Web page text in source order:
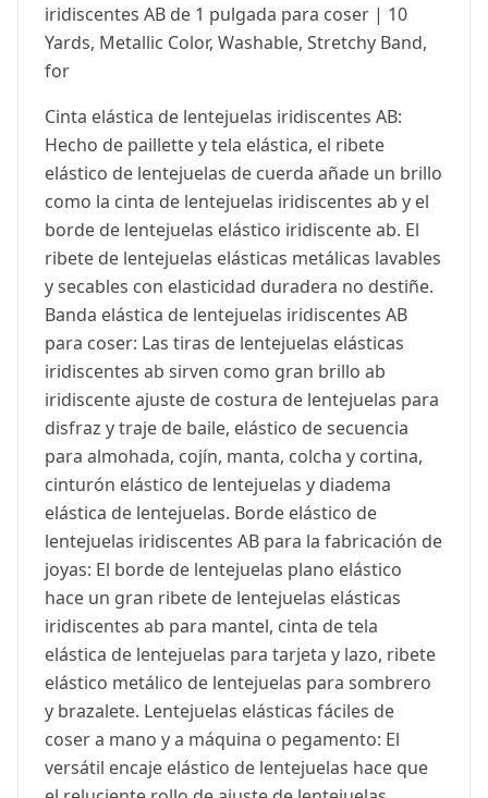
iridiscentes AB de 1 pulgada para coser | 10
Yards, Metallic Color, Washable, Stretchy Band,
for
Cinta elástica de lentejuelas iridiscentes AB:
Hecho de paillette y tela elástica, el ribete
elástico de lentejuelas de cuerda añade un brillo
como la cinta de lentejuelas iridiscentes ab y el
borde de lentejuelas elástico iridiscente ab. El
ribete de lentejuelas elásticas metálicas lavables
y secables con elasticidad duradera no destiñe.
Banda elástica de lentejuelas iridiscentes AB
para coser: Las tiras de lentejuelas elásticas
iridiscentes ab sirven como gran brillo ab
iridiscente ajuste de costura de lentejuelas para
disfraz y traje de baile, elástico de secuencia
para almohada, cojín, manta, colcha y cortina,
cinturón elástico de lentejuelas y diadema
elástica de lentejuelas. Borde elástico de
lentejuelas iridiscentes AB para la fabricación de
joyas: El borde de lentejuelas plano elástico
hace un gran ribete de lentejuelas elásticas
iridiscentes ab para mantel, cinta de tela
elástica de lentejuelas para tarjeta y lazo, ribete
elástico metálico de lentejuelas para sombrero
y brazalete. Lentejuelas elásticas fáciles de
coser a mano y a máquina o pegamento: El
versátil encaje elástico de lentejuelas hace que